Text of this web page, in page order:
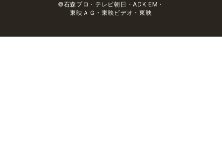
©石森プロ・テレビ朝日・ADK EM・
東映ＡＧ・東映ビデオ・東映